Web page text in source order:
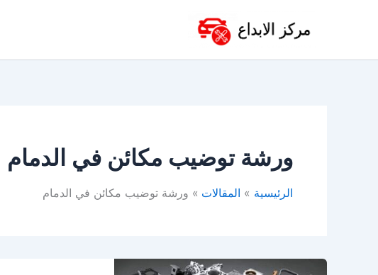
ورشة توضيب مكائن في الدمام
الرئيسية المقالات ورشة توضيب مكائن في الدمام